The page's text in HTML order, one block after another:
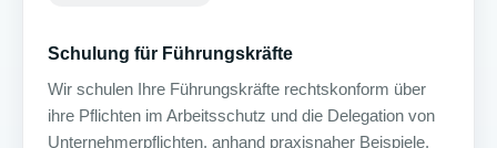
Schulung für Führungskräfte
Wir schulen Ihre Führungskräfte rechtskonform über
ihre Pflichten im Arbeitsschutz und die Delegation von
Unternehmerpflichten, anhand praxisnaher Beispiele.